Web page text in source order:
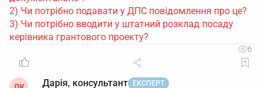
2) Чи потрібно подавати у ДПС повідомлення про це?
3) Чи потрібно вводити у штатний розклад посаду
керівника грантового проекту?
6
Дарія, консультант ЕКСПЕРТ